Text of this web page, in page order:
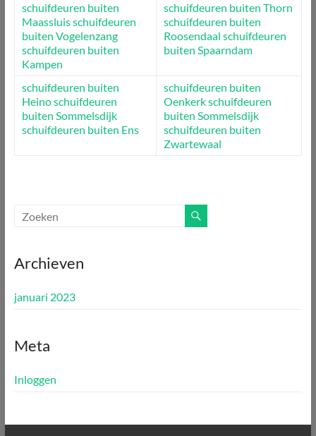
schuifdeuren buiten
Maassluisschuifdeuren
buiten Vogelenzang
schuifdeuren buiten
Kampen
schuifdeuren buiten Thorn
schuifdeuren buiten
Roosendaal schuifdeuren
buiten Spaarndam
schuifdeuren buiten
Heinoschuifdeuren
buiten Sommelsdijk
schuifdeuren buiten Ens
schuifdeuren buiten
Oenkerkschuifdeuren
buiten Sommelsdijk
schuifdeuren buiten
Zwartewaal
Archieven
januari 2023
Meta
Inloggen